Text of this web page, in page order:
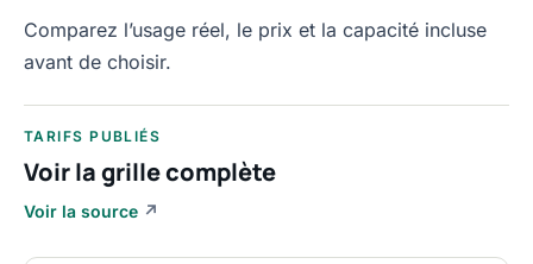
Comparez l’usage réel, le prix et la capacité incluse
avant de choisir.
TARIFS PUBLIÉS
Voir la grille complète
Voir la source ↗